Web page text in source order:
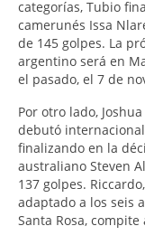
categorías, Tubio
camerunés Issa
de 145 golpes. La
argentino será en
el pasado, el 7 de
Por otro lado,
debutó
finalizando en la
australiano Steven
137 golpes.
adaptado a los seis
Santa Rosa,